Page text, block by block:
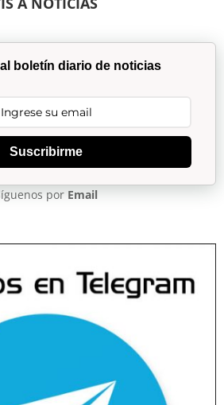
boletín diario de noticias
Suscribirme
por Email